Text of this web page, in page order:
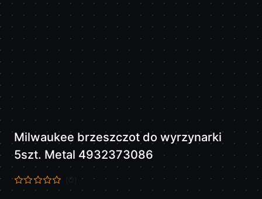
Milwaukee brzeszczot do wyrzynarki
5szt. Metal 4932373086
(0)